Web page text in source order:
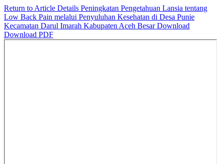
Return to Article Details Peningkatan Pengetahuan Lansia tentang
Low Back Pain melalui Penyuluhan Kesehatan di Desa Punie
Kecamatan Darul Imarah Kabupaten Aceh BesarDownload
Download PDF